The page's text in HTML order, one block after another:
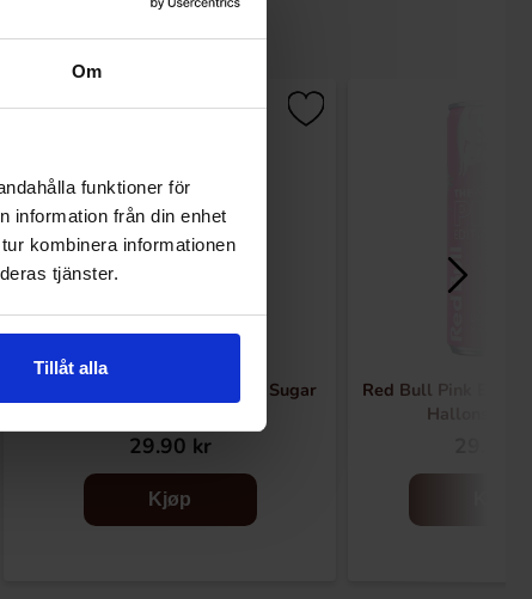
Om
funktioner för
information från din enhet
kombinera informationen
tjänster.
Tillåt alla
Red Bull Energy White Peach Sugar
29.90 kr
Kjøp
Red Bull Pink
Hallonsmak